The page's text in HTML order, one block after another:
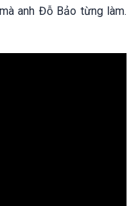
anh Đỗ Bảo từng làm.